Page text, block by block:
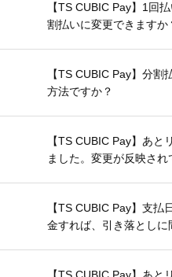
【TS CUBIC Pay】1回
割払いに変更できますか
【TS CUBIC Pay】分
方法ですか？
【TS CUBIC Pay】あと
ました。変更が反映さ
【TS CUBIC Pay】支払
金すれば、引き落としに